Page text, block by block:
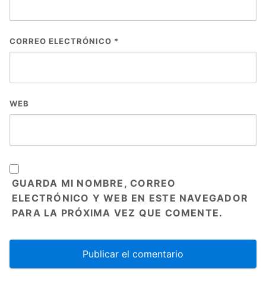
CORREO ELECTRÓNICO *
WEB
GUARDA MI NOMBRE, CORREO
ELECTRÓNICO Y WEB EN ESTE NAVEGADOR
PARA LA PRÓXIMA VEZ QUE COMENTE.